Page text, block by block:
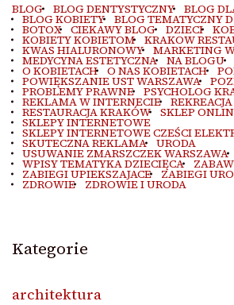
BLOG BLOG DENTYSTYCZNY BLOG
BLOG KOBIETY BLOG TEMATYCZNY
BOTOX CIEKAWY BLOG DZIECI
KOBIETY KOBIETOM KRAKOW
KWAS HIALURONOWY MARKETING
MEDYCYNA ESTETYCZNA NA BLOGU
O KOBIETACH O NAS KOBIETACH
POWIĘKSZANIE UST WARSZAWA
PROBLEMY PRAWNE PSYCHOLOG
REKLAMA W INTERNECIE REKREACJA
RESTAURACJA KRAKÓW SKLEP
SKLEPY INTERNETOWE
SKLEPY INTERNETOWE CZEŚCI
SKUTECZNA REKLAMA URODA
USUWANIE ZMARSZCZEK WARSZAWA
WPISY TEMATYKA DZIECIĘCA
ZABIEGI UPIEKSZAJACE ZABIEGI
ZDROWIE ZDROWIE I URODA
Kategorie
architektura